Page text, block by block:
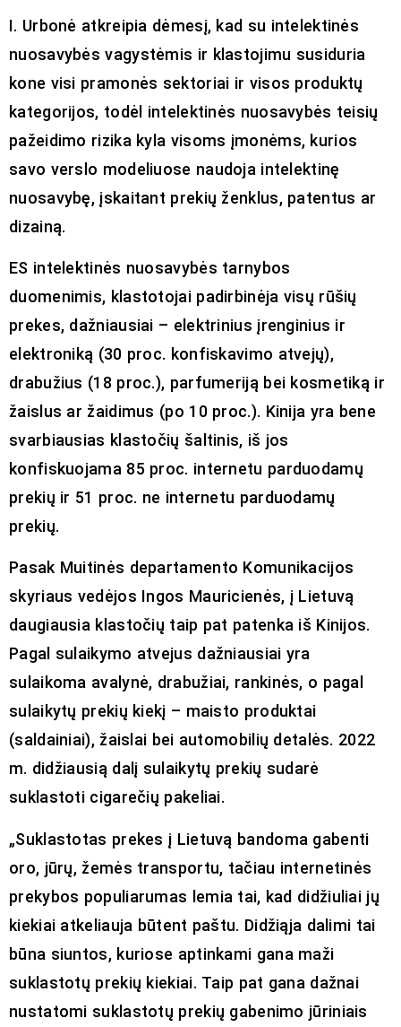
I. Urbonė atkreipia dėmesį, kad su intelektinės
nuosavybės vagystėmis ir klastojimu susiduria
kone visi pramonės sektoriai ir visos produktų
kategorijos, todėl intelektinės nuosavybės teisių
pažeidimo rizika kyla visoms įmonėms, kurios
savo verslo modeliuose naudoja intelektinę
nuosavybę, įskaitant prekių ženklus, patentus ar
dizainą.
ES intelektinės nuosavybės tarnybos
duomenimis, klastotojai padirbinėja visų rūšių
prekes, dažniausiai – elektrinius įrenginius ir
elektroniką (30 proc. konfiskavimo atvejų),
drabužius (18 proc.), parfumeriją bei kosmetiką ir
žaislus ar žaidimus (po 10 proc.). Kinija yra bene
svarbiausias klastočių šaltinis, iš jos
konfiskuojama 85 proc. internetu parduodamų
prekių ir 51 proc. ne internetu parduodamų
prekių.
Pasak Muitinės departamento Komunikacijos
skyriaus vedėjos Ingos Mauricienės, į Lietuvą
daugiausia klastočių taip pat patenka iš Kinijos.
Pagal sulaikymo atvejus dažniausiai yra
sulaikoma avalynė, drabužiai, rankinės, o pagal
sulaikytų prekių kiekį – maisto produktai
(saldainiai), žaislai bei automobilių detalės. 2022
m. didžiausią dalį sulaikytų prekių sudarė
suklastoti cigarečių pakeliai.
„Suklastotas prekes į Lietuvą bandoma gabenti
oro, jūrų, žemės transportu, tačiau internetinės
prekybos populiarumas lemia tai, kad didžiuliai jų
kiekiai atkeliauja būtent paštu. Didžiąja dalimi tai
būna siuntos, kuriose aptinkami gana maži
suklastotų prekių kiekiai. Taip pat gana dažnai
nustatomi suklastotų prekių gabenimo jūriniais